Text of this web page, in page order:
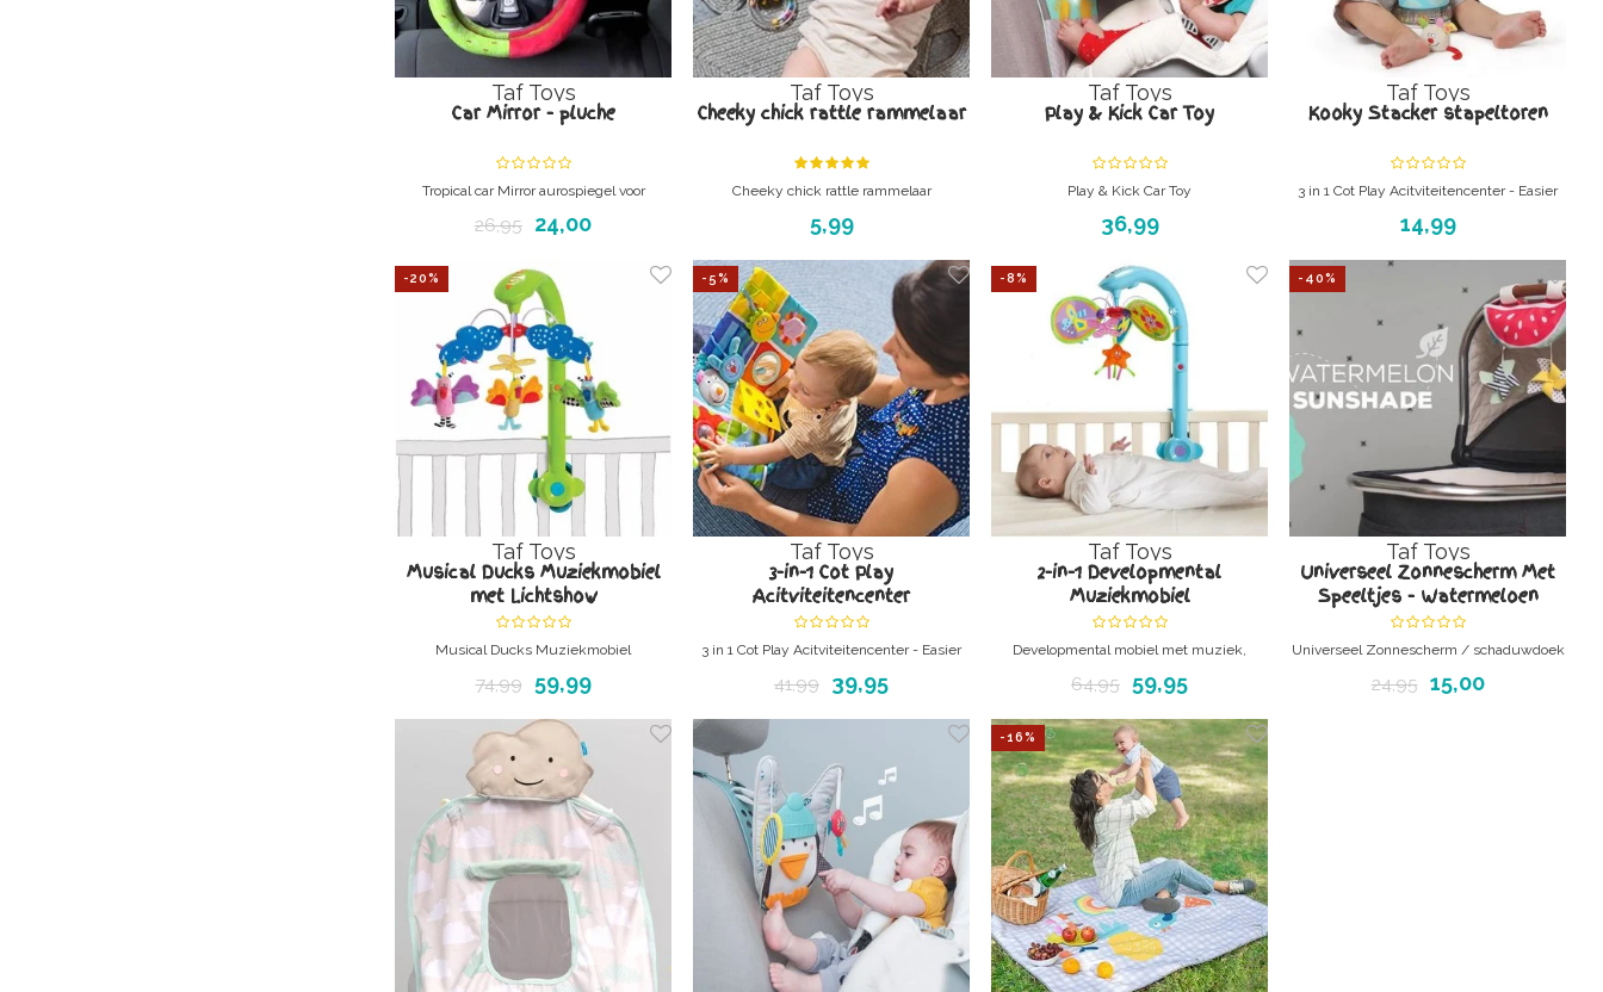
Taf Toys
Car Mirror - pluche
Tropical car Mirror aurospiegel voor
kinderen.
Houdt uw baby in de gaten met de
achteruitkijkspiegel van Taftoys.
26,95 24,00
Taf Toys
Cheeky chick rattle rammelaar
Cheeky chick rattle rammelaar
Het spreekt voor zich dat deze rammelaar
Phthalates, PBA en PVC vrij is !!
5,99
Taf Toys
Play & Kick Car Toy
Play & Kick Car Toy
Speelplateau voor in de auto met muziek
36,99
Taf Toys
Kooky Stacker stapeltoren
3 in 1 Cot Play Acitviteitencenter - Easier
Development
14,99
-20%
Taf Toys
Musical Ducks Muziekmobiel
met Lichtshow
Musical Ducks Muziekmobiel
74,99 59,99
-5%
Taf Toys
3-in-1 Cot Play
Acitviteitencenter
3 in 1 Cot Play Acitviteitencenter - Easier
Development
41,99 39,95
-8%
Taf Toys
2-in-1 Developmental
Muziekmobiel
Developmental mobiel met muziek,
beweging en lichtjes
64,95 59,95
-40%
Taf Toys
Universeel Zonnescherm Met
Speeltjes - Watermeloen
Universeel Zonnescherm / schaduwdoek
met Speeltjes.
Model: Watermeloen
24,95 15,00
-16%